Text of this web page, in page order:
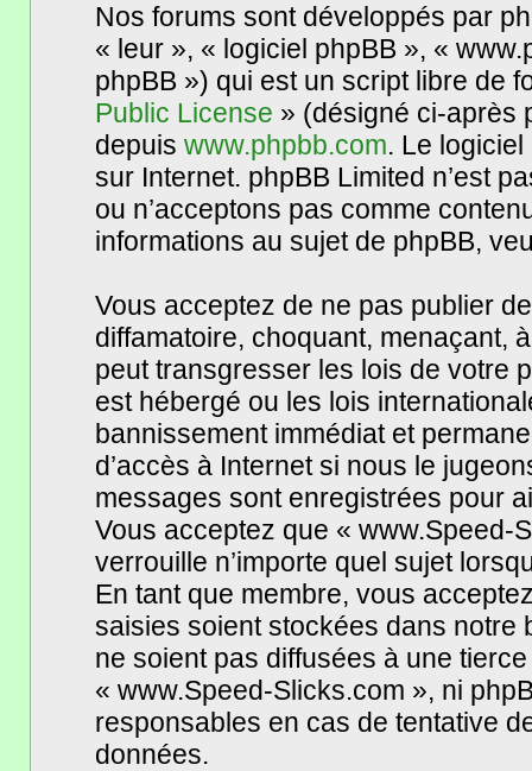
Nos forums sont développés par
« leur », « logiciel phpBB », «
phpBB ») qui est un script libre de
Public License » (désigné ci-après
depuis www.phpbb.com. Le
sur Internet. phpBB Limited n’est
ou n’acceptons pas comme
informations au sujet de phpBB,
Vous acceptez de ne pas publier
diffamatoire, choquant, menaçant,
peut transgresser les lois de votre
est hébergé ou les lois
bannissement immédiat et
d’accès à Internet si nous le
messages sont enregistrées pour
Vous acceptez que « www.Speed-
verrouille n’importe quel sujet
En tant que membre, vous
saisies soient stockées dans notre
ne soient pas diffusées à une
« www.Speed-Slicks.com », ni
responsables en cas de tentative
données.